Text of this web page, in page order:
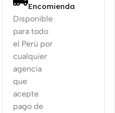
Encomienda
Disponible
para todo
el Perú por
cualquier
agencia
que
acepte
pago de